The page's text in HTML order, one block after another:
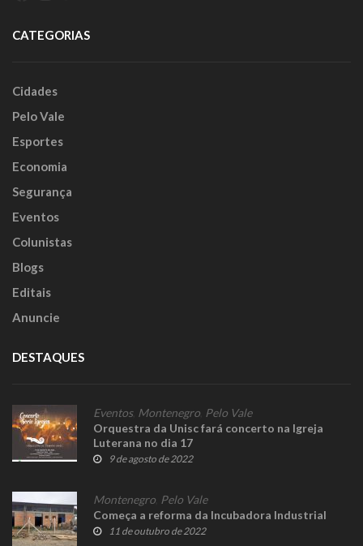
CATEGORIAS
Cidades
Pelo Vale
Esportes
Economia
Segurança
Eventos
Colunistas
Blogs
Editais
Anuncie
DESTAQUES
Eventos, Montenegro Pelo Vale
Orquestra da Unisc fará concerto na Igreja
Luterana no dia 17
9 de agosto de 2022
Montenegro Pelo Vale
Começa a reforma da Incubadora Industrial
11 de outubro de 2022